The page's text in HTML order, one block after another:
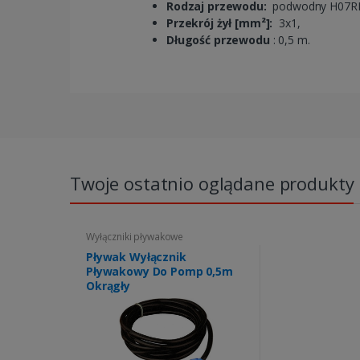
Rodzaj przewodu: podwodny
Przekrój żył [mm²]: 3x1,
Długość przewodu : 0,5 m.
Twoje ostatnio oglądane produkty
Wyłączniki pływakowe
Pływak Wyłącznik
Pływakowy Do Pomp 0,5m
Okrągły